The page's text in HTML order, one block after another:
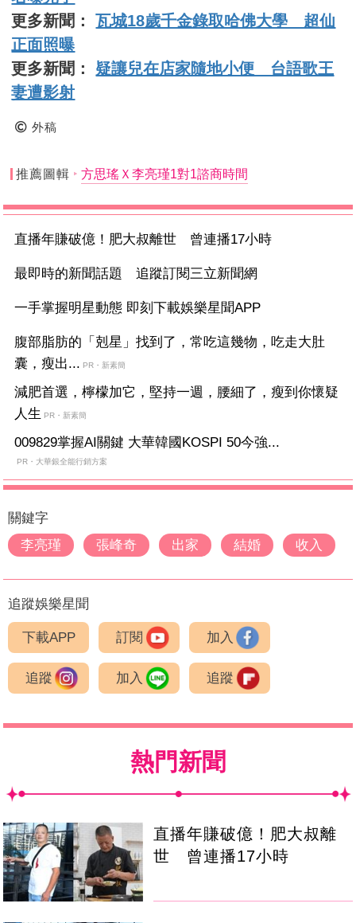
更多新聞：瓦城18歲千金錄取哈佛大學 超仙
正面照曝
更多新聞： 疑讓兒在店家隨地小便 台語歌王
妻遭影射
外稿
推薦圖輯 方思瑤Ｘ李亮瑾1對1諮商時間
直播年賺破億！肥大叔離世 曾連播17小時
最即時的新聞話題 追蹤訂閱三立新聞網
一手掌握明星動態 即刻下載娛樂星聞APP
腹部脂肪的「剋星」找到了，常吃這幾物，吃走大肚
囊，瘦出... PR・新素簡
減肥首選，檸檬加它，堅持一週，腰細了，瘦到你懷疑
人生 PR・新素簡
009829掌握AI關鍵 大華韓國KOSPI 50今強...
PR・大華銀全能行銷方案
關鍵字
李亮瑾
張峰奇 出家 結婚 收入
追蹤娛樂星聞
下載APP 訂閱 加入
追蹤 加入 追蹤
熱門新聞
直播年賺破億！肥大叔離
世 曾連播17小時